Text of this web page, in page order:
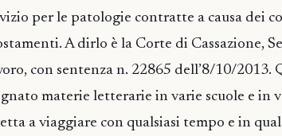
per le patologie contratte a causa dei
A dirlo è la Corte di Cassazione,
con sentenza n. 22865 dell’8/10/2013.
materie letterarie in varie scuole e in
a viaggiare con qualsiasi tempo e in